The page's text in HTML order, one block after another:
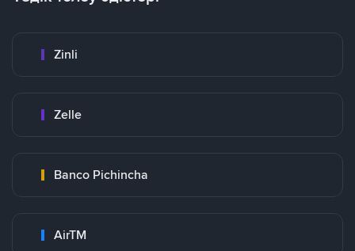
Zinli
Zelle
Banco Pichincha
AirTM